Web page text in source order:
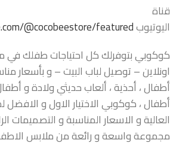
قناة
اليوتيوب@cocobeestore/featured
كوكوبي بتوفرلك كل احتياجات طفلك في
اونلاين – توصيل لباب البيت – و بأسعار
أطفال ، أحذية ، ألعاب حديثي ولادة و
أطفال ، كوكوبي الاختيار الاول و الافضل
العالية و الاسعار المناسبة و التصميمات
مجموعة واسعة و رائعة من ملابس